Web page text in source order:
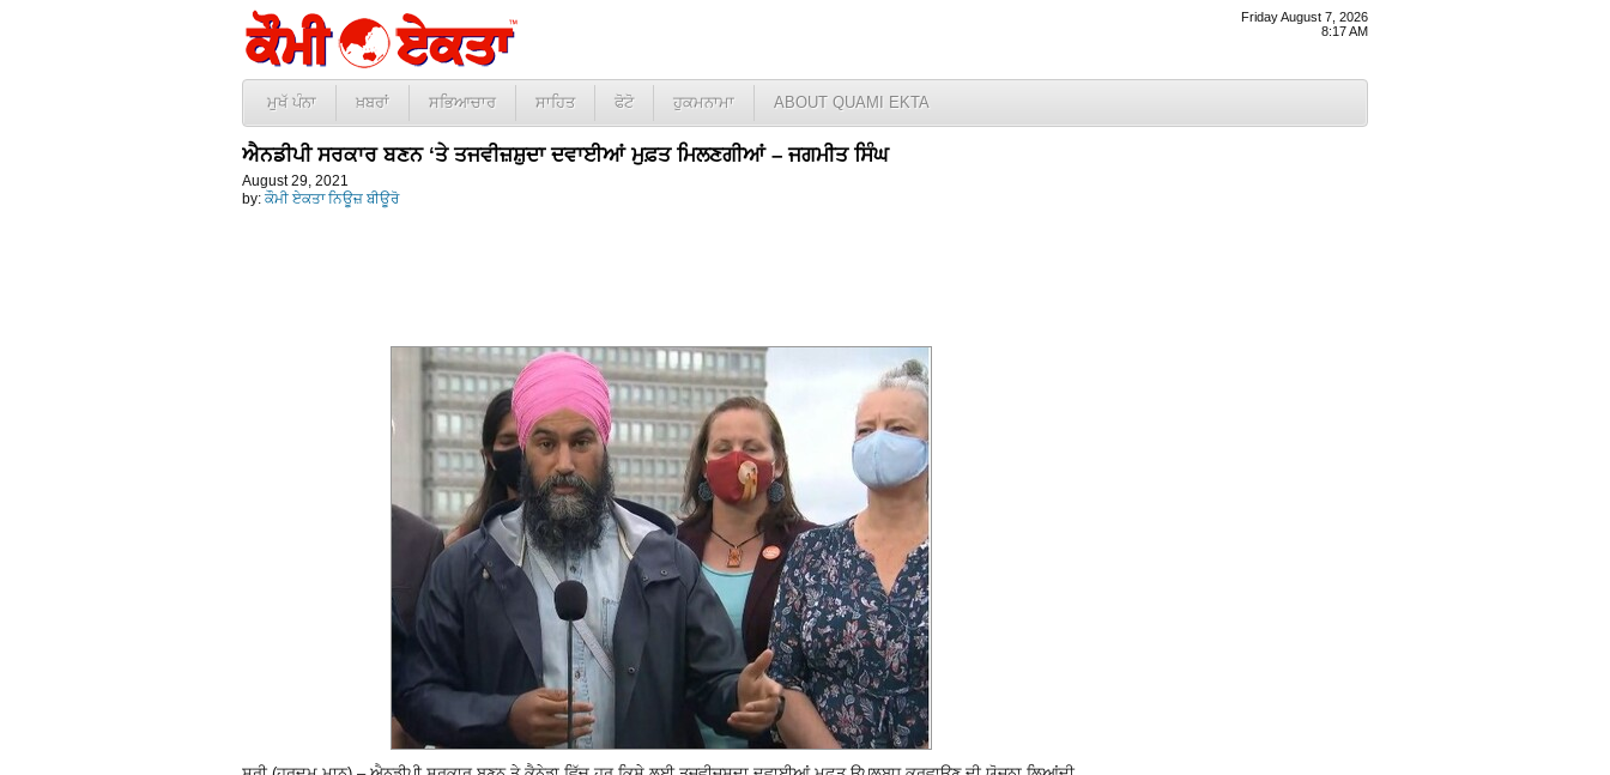
Friday August 7, 2026
8:17 AM
ਮੁਖੱ ਪੰਨਾ ਖ਼ਬਰਾਂ ਸਭਿਆਚਾਰ ਸਾਹਿਤ ਫੋਟੋ ਹੁਕਮਨਾਮਾ ABOUT QUAMI EKTA
ਐਨਡੀਪੀ ਸਰਕਾਰ ਬਣਨ ‘ਤੇ ਤਜਵੀਜ਼ਸ਼ੁਦਾ ਦਵਾਈਆਂ ਮੁਫ਼ਤ ਮਿਲਣਗੀਆਂ – ਜਗਮੀਤ ਸਿੰਘ
August 29, 2021
by: ਕੌਮੀ ਏਕਤਾ ਨਿਊਜ਼ ਬੀਊਰੋ